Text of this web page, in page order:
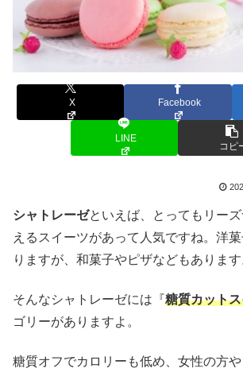
X Facebook
LINE
コピ
シャトレーゼといえば、とってもリー
えるスイーツがあって人気ですね。洋
りますが、和菓子やピザなどもあります
そんなシャトレーゼには『糖質カット
ゴリーがありますよ。
糖質オフでカロリーも低め、女性の方